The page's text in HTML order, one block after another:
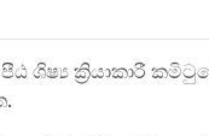
ශිෂ්‍ය ක්‍රියාකාරී